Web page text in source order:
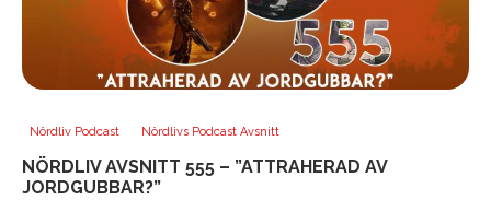
Nördliv Podcast Nördlivs Podcast Avsnitt
NÖRDLIV AVSNITT 555 – ”ATTRAHERAD AV
JORDGUBBAR?”